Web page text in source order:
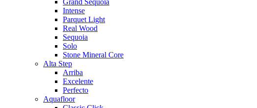
Grand Sequoia
Intense
Parquet Light
Real Wood
Sequoia
Solo
Stone Mineral Core
Alta Step
Arriba
Excelente
Perfecto
Aquafloor